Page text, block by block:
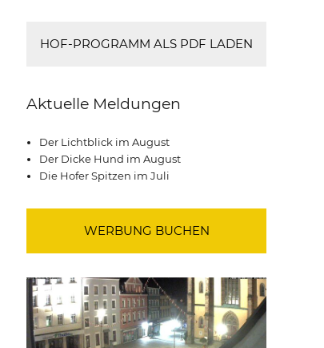
HOF-PROGRAMM ALS PDF LADEN
Aktuelle Meldungen
Der Lichtblick im August
Der Dicke Hund im August
Die Hofer Spitzen im Juli
WERBUNG BUCHEN